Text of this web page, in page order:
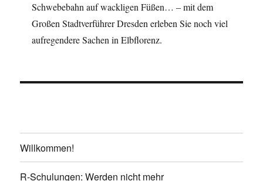
Schwebebahn auf wackligen Füßen… – mit dem
Großen Stadtverführer Dresden erleben Sie noch viel
aufregendere Sachen in Elbflorenz.
Willkommen!
R-Schulungen: Werden nicht mehr